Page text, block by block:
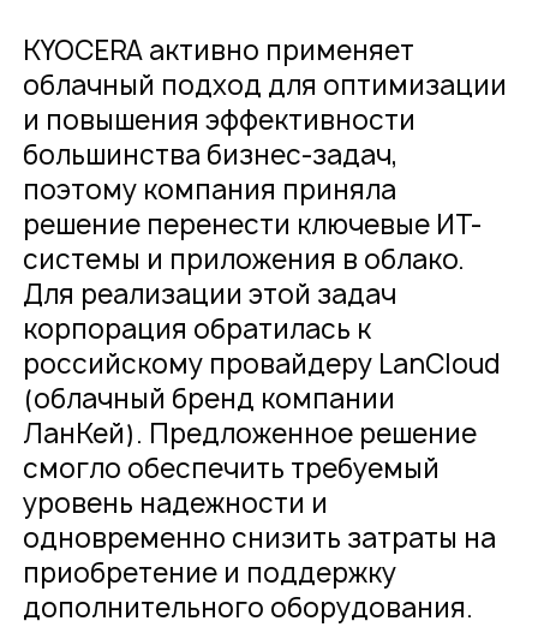
KYOCERA активно применяет
облачный подход для оптимизации
и повышения эффективности
большинства бизнес-задач,
поэтому компания приняла
решение перенести ключевые ИТ-
системы и приложения в облако.
Для реализации этой задач
корпорация обратилась к
российскому провайдеру LanCloud
(облачный бренд компании
ЛанКей). Предложенное решение
смогло обеспечить требуемый
уровень надежности и
одновременно снизить затраты на
приобретение и поддержку
дополнительного оборудования.